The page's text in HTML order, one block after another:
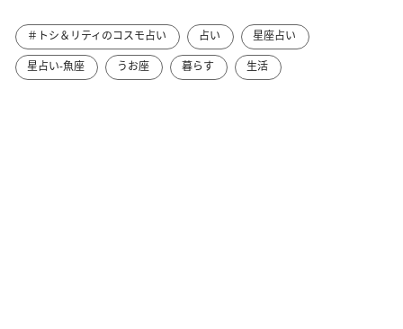
＃トシ＆リティのコスモ占い 占い
星座占い
星占い-魚座
うお座 暮らす 生活